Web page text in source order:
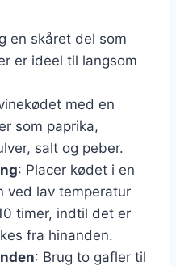
en skåret del som
er ideel til langsom
med en
som paprika,
salt og peber.
: Placer kødet i en
ved lav temperatur
timer, indtil det er
fra hinanden.
: Brug to gafler til